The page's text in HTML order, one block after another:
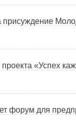
«Успех
форум для